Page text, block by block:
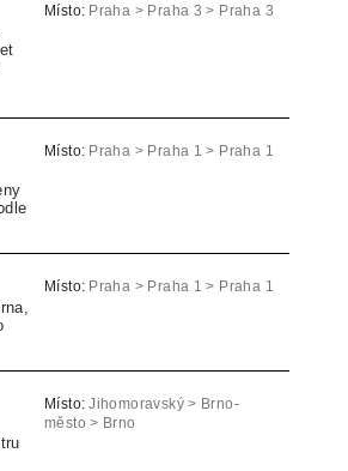
Místo: Praha > Praha 3 > Praha 3
Místo: Praha > Praha 1 > Praha 1
Místo: Praha > Praha 1 > Praha 1
Místo: Jihomoravský > Brno-
město > Brno